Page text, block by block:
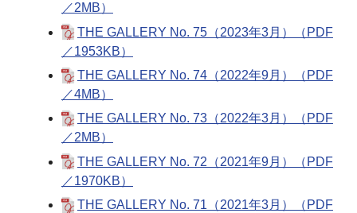
／2MB）
THE GALLERY No. 75（2023年3月）（PDF
／1953KB）
THE GALLERY No. 74（2022年9月）（PDF
／4MB）
THE GALLERY No. 73（2022年3月）（PDF
／2MB）
THE GALLERY No. 72（2021年9月）（PDF
／1970KB）
THE GALLERY No. 71（2021年3月）（PDF